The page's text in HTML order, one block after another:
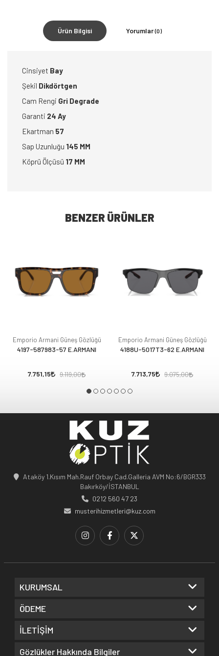
Ürün Bilgisi Yorumlar(0)
Cinsiyet Bay
Şekil Dikdörtgen
Cam Rengi Gri Degrade
Garanti 24 Ay
Ekartman 57
Sap Uzunluğu 145 MM
Köprü Ölçüsü 17 MM
BENZER ÜRÜNLER
Emporio Armani Güneş Gözlüğü
4197-587983-57 E.ARMANI
7.751,15 9.119,00
Emporio Armani Güneş Gözlüğü
4188U-5017T3-62 E.ARMANI
7.713,75 9.075,00
Ataköy 1.Kısım Mah.Rauf Orbay Cad.Galleria AVM No:6/BGR333
Bakırköy/İSTANBUL
0212 560 47 23
musterihizmetleri@kuz.com
KURUMSAL
ÖDEME
İLETİŞİM
Gözlükler Hakkında Bilgiler